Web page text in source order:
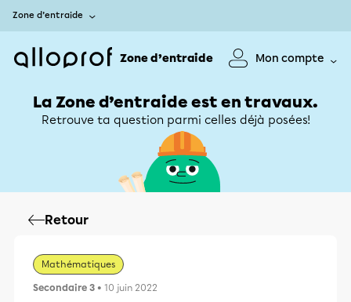
Zone d’entraide
Zone d’entraide Mon compte
La Zone d’entraide est en travaux.
Retrouve ta question parmi celles déjà posées!
Retour
Mathématiques
Secondaire 3 • 10 juin 2022